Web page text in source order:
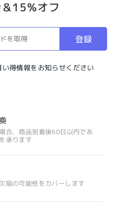
15％オフ
登録
得情報をお知らせください
合、商品到着後60日以内であ
承ります
陥の可能性をカバーします